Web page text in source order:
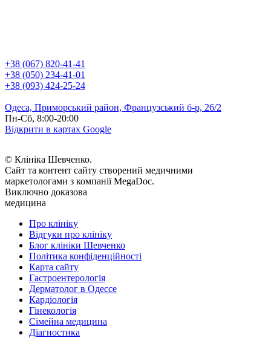
+38 (067) 820-41-41
+38 (050) 234-41-01
+38 (093) 424-25-24
Одеса, Приморський район, Французський б-р, 26/2
Пн-Сб, 8:00-20:00
Відкрити в картах Google
© Клініка Шевченко.
Сайт та контент сайту створений медичними
маркетологами з компанії MegaDoc.
Виключно доказова
медицина
Про клініку
Відгуки про клініку
Блог клініки Шевченко
Політика конфіденційності
Карта сайту
Гастроентерологія
Дерматолог в Одессе
Кардіологія
Гінекологія
Сімейна медицина
Діагностика